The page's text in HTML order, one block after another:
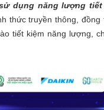
dụng năng lượng
thức truyền thông,
tiết kiệm năng lượng,